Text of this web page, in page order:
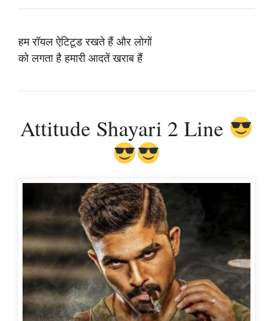
हम रॉयल ऐटिटूड रखते हैं और लोगों
को लगता है हमारी आदतें खराब हैं
Attitude Shayari 2 Line